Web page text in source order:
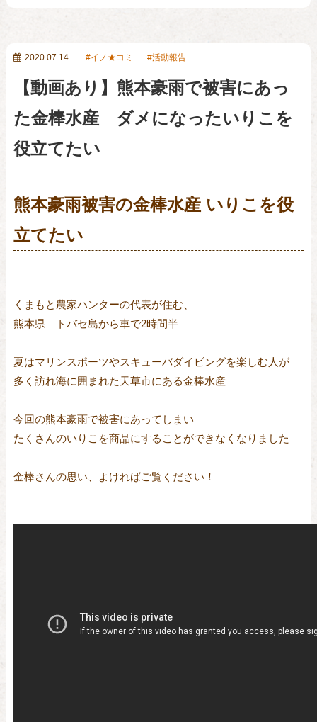
2020.07.14 イノ★コミ 活動報告
【動画あり】熊本豪雨で被害にあっ
た金棒水産 ダメになったいりこを
役立てたい
熊本豪雨被害の金棒水産 いりこを役
立てたい
くまもと農家ハンターの代表が住む、
熊本県 トバセ島から車で2時間半
夏はマリンスポーツやスキューバダイビングを楽しむ人が
多く訪れ海に囲まれた天草市にある金棒水産
今回の熊本豪雨で被害にあってしまい
たくさんのいりこを商品にすることができなくなりました
金棒さんの思い、よければご覧ください！